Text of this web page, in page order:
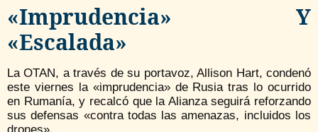
«Imprudencia» Y
«escalada»
La OTAN, a través de su portavoz, Allison Hart, condenó
este viernes la «imprudencia» de Rusia tras lo ocurrido
en Rumanía, y recalcó que la Alianza seguirá reforzando
sus defensas «contra todas las amenazas, incluidos los